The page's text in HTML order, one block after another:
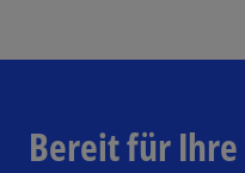
Bereit für